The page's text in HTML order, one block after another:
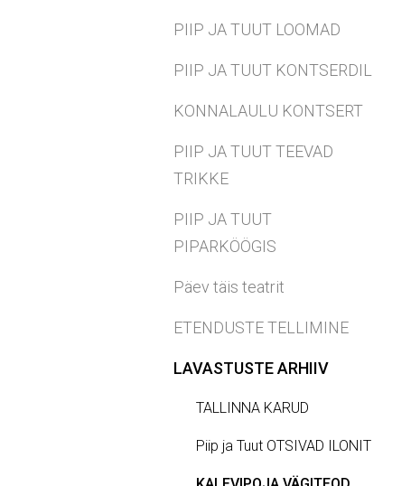
PIIP JA TUUT LOOMAD
PIIP JA TUUT KONTSERDIL
KONNALAULU KONTSERT
PIIP JA TUUT TEEVAD
TRIKKE
PIIP JA TUUT
PIPARKÖÖGIS
Päev täis teatrit
ETENDUSTE TELLIMINE
LAVASTUSTE ARHIIV
TALLINNA KARUD
Piip ja Tuut OTSIVAD ILONIT